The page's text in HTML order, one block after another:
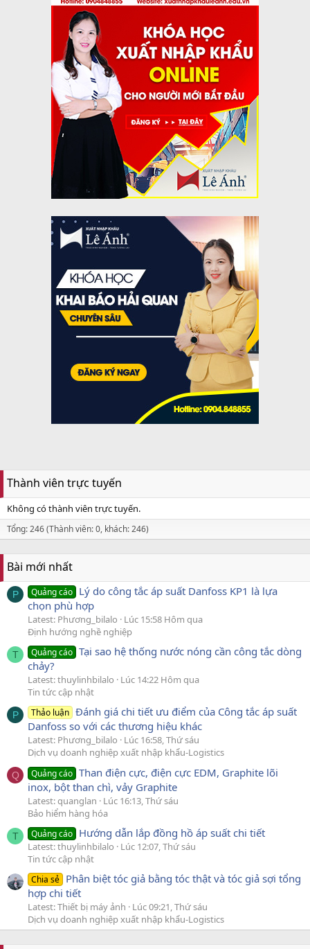
Thành viên trực tuyến
Không có thành viên trực tuyến.
Tổng: 246 (Thành viên: 0, khách: 246)
Bài mới nhất
P Quảng cáo Lý do công tắc áp suất Danfoss KP1 là lựa
chọn phù hợp
Latest: Phương_bilalo
Lúc 15:58 Hôm qua
Định hướng nghề nghiệp
T Quảng cáo Tại sao hệ thống nước nóng cần công tắc dòng
chảy?
Latest: thuylinhbilalo
Lúc 14:22 Hôm qua
Tin tức cập nhật
P Thảo luận Đánh giá chi tiết ưu điểm của Công tắc áp suất
Danfoss so với các thương hiệu khác
Latest: Phương_bilalo
Lúc 16:58, Thứ sáu
Dịch vụ doanh nghiệp xuất nhập khẩu-Logistics
Q Quảng cáo Than điện cực, điện cực EDM, Graphite lõi
inox, bột than chì, vảy Graphite
Latest: quanglan
Lúc 16:13, Thứ sáu
Bảo hiểm hàng hóa
T Quảng cáo Hướng dẫn lắp đồng hồ áp suất chi tiết
Latest: thuylinhbilalo
Lúc 12:07, Thứ sáu
Tin tức cập nhật
Chia sẻ Phân biệt tóc giả bằng tóc thật và tóc giả sợi tổng
hợp chi tiết
Latest: Thiết bị máy ảnh
Lúc 09:21, Thứ sáu
Dịch vụ doanh nghiệp xuất nhập khẩu-Logistics